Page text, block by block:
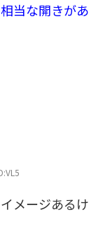
当な開きがあ
メージあるけ